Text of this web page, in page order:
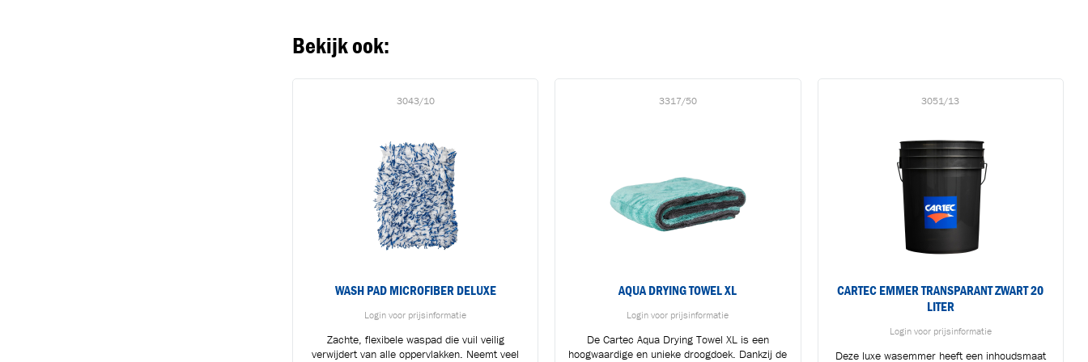
Bekijk ook:
3043/10
WASH PAD MICROFIBER DELUXE
Login voor prijsinformatie
Zachte, flexibele waspad die vuil veilig
verwijdert van alle oppervlakken. Neemt veel
3317/50
AQUA DRYING TOWEL XL
Login voor prijsinformatie
De Cartec Aqua Drying Towel XL is een
hoogwaardige en unieke droogdoek. Dankzij de
3051/13
CARTEC EMMER TRANSPARANT ZWART 20
LITER
Login voor prijsinformatie
Deze luxe wasemmer heeft een inhoudsmaat